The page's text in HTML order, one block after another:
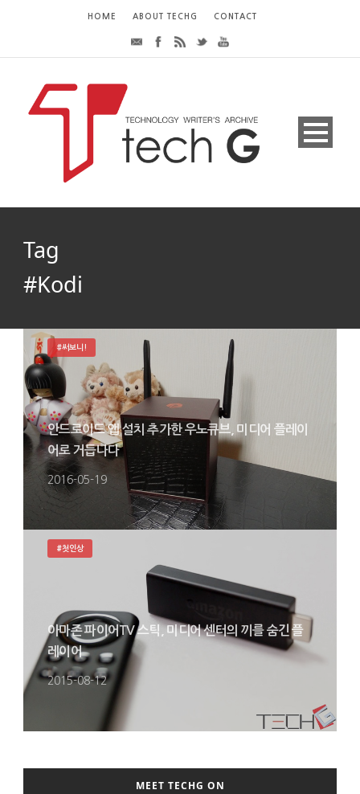
HOME ABOUT TECHG CONTACT
Tag
#Kodi
안드로이드 앱 설치 추가한 우노큐브, 미디어 플레이
어로 거듭나다
2016-05-19
#써보니!
아마존 파이어TV 스틱, 미디어 센터의 끼를 숨긴 플
레이어
2015-08-12
#첫인상
MEET TECHG ON